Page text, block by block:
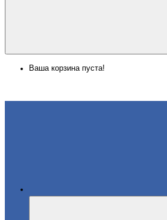
Ваша корзина пуста!